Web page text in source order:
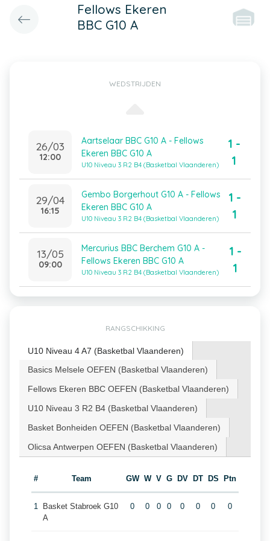
Fellows Ekeren
BBC G10 A
WEDSTRIJDEN
26/03
12:00
Aartselaar BBC G10 A - Fellows
Ekeren BBC G10 A
U10 Niveau 3 R2 B4 (Basketbal Vlaanderen)
1 -
1
29/04
16:15
Gembo Borgerhout G10 A - Fellows
Ekeren BBC G10 A
U10 Niveau 3 R2 B4 (Basketbal Vlaanderen)
1 -
1
13/05
09:00
Mercurius BBC Berchem G10 A -
Fellows Ekeren BBC G10 A
U10 Niveau 3 R2 B4 (Basketbal Vlaanderen)
1 -
1
RANGSCHIKKING
U10 Niveau 4 A7 (Basketbal Vlaanderen)
Basics Melsele OEFEN (Basketbal Vlaanderen)
Fellows Ekeren BBC OEFEN (Basketbal Vlaanderen)
U10 Niveau 3 R2 B4 (Basketbal Vlaanderen)
Basket Bonheiden OEFEN (Basketbal Vlaanderen)
Olicsa Antwerpen OEFEN (Basketbal Vlaanderen)
# Team GW W V G DV DT DS Ptn
1
Basket Stabroek G10
A
0 0 0 0 0 0 0 0